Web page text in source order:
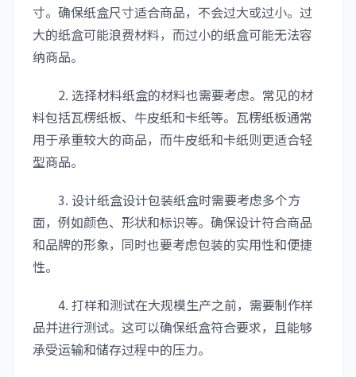
寸。确保纸盒尺寸适合商品，不会过大或过小。过
大的纸盒可能浪费材料，而过小的纸盒可能无法容
纳商品。
2. 选择材料纸盒的材料也需要考虑。常见的材
料包括瓦楞纸板、牛皮纸和卡纸等。瓦楞纸板通常
用于承重较大的商品，而牛皮纸和卡纸则更适合轻
型商品。
3. 设计纸盒设计包装纸盒时需要考虑多个方
面，例如颜色、形状和标识等。确保设计符合商品
和品牌的形象，同时也要考虑包装的实用性和便捷
性。
4. 打样和测试在大规模生产之前，需要制作样
品并进行测试。这可以确保纸盒符合要求，且能够
承受运输和储存过程中的压力。